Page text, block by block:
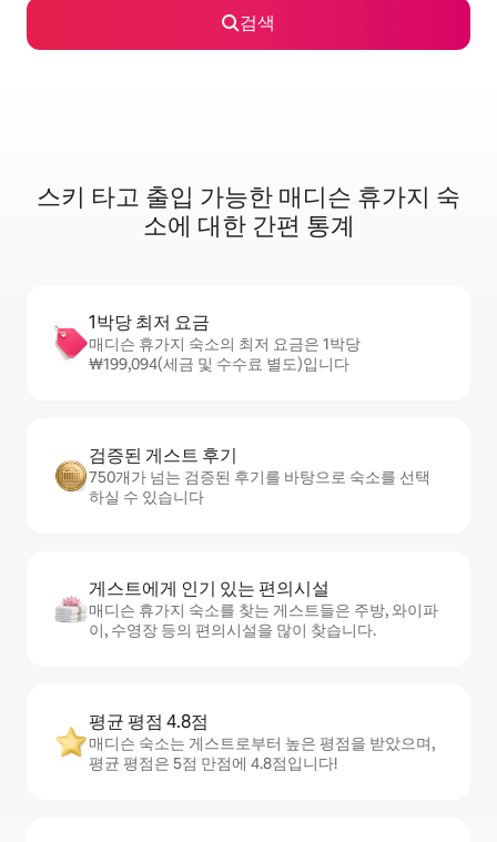
검색
스키 타고 출입 가능한 매디슨 휴가지 숙
소에 대한 간편 통계
1박당 최저 요금
매디슨 휴가지 숙소의 최저 요금은 1박당
₩199,094(세금 및 수수료 별도)입니다
검증된 게스트 후기
750개가 넘는 검증된 후기를 바탕으로 숙소를 선택
하실 수 있습니다
게스트에게 인기 있는 편의시설
매디슨 휴가지 숙소를 찾는 게스트들은 주방, 와이파
이, 수영장 등의 편의시설을 많이 찾습니다.
평균 평점 4.8점
매디슨 숙소는 게스트로부터 높은 평점을 받았으며,
평균 평점은 5점 만점에 4.8점입니다!